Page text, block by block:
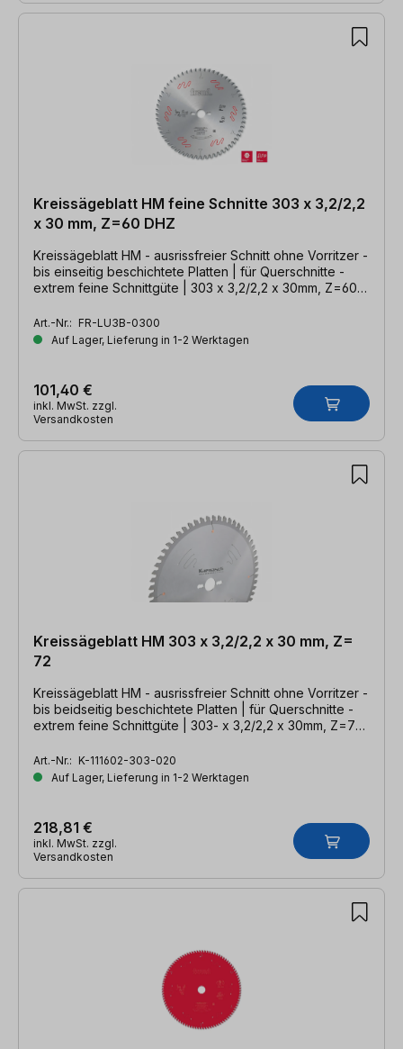
Kreissägeblatt HM feine Schnitte 303 x 3,2/2,2
x 30 mm, Z=60 DHZ
Kreissägeblatt HM - ausrissfreier Schnitt ohne Vorritzer -
bis einseitig beschichtete Platten | für Querschnitte -
extrem feine Schnittgüte | 303 x 3,2/2,2 x 30mm, Z=60
Art.-Nr.: FR-LU3B-0300
Auf Lager, Lieferung in 1-2 Werktagen
101,40 €
inkl. MwSt. zzgl.
Versandkosten
Kreissägeblatt HM 303 x 3,2/2,2 x 30 mm, Z=
72
Kreissägeblatt HM - ausrissfreier Schnitt ohne Vorritzer -
bis beidseitig beschichtete Platten | für Querschnitte -
extrem feine Schnittgüte | 303- x 3,2/2,2 x 30mm, Z=72
Art.-Nr.: K-111602-303-020
Auf Lager, Lieferung in 1-2 Werktagen
218,81 €
inkl. MwSt. zzgl.
Versandkosten